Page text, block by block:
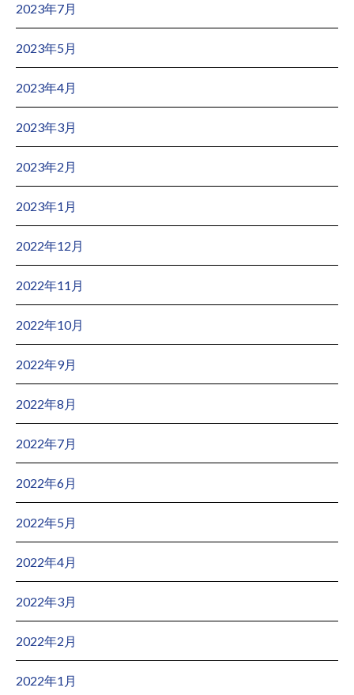
2023年7月
2023年5月
2023年4月
2023年3月
2023年2月
2023年1月
2022年12月
2022年11月
2022年10月
2022年9月
2022年8月
2022年7月
2022年6月
2022年5月
2022年4月
2022年3月
2022年2月
2022年1月